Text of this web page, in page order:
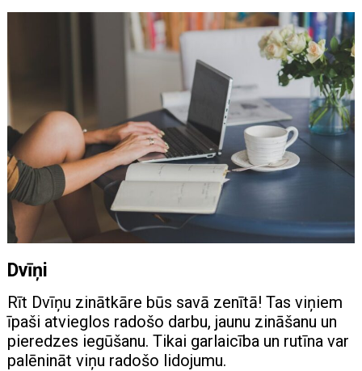
Dvīņi
Rīt Dvīņu zinātkāre būs savā zenītā! Tas viņiem
īpaši atvieglos radošo darbu, jaunu zināšanu un
pieredzes iegūšanu. Tikai garlaicība un rutīna var
palēnināt viņu radošo lidojumu.